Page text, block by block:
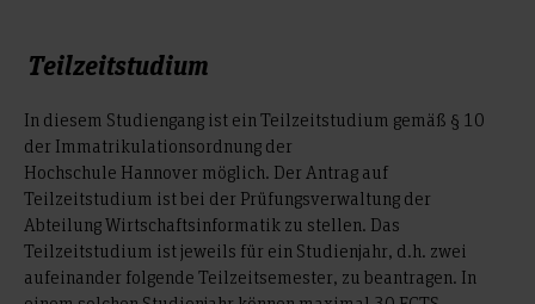
Teilzeitstudium
In diesem Studiengang ist ein Teilzeitstudium gemäß § 10
der Immatrikulationsordnung der
Hochschule Hannover möglich. Der Antrag auf
Teilzeitstudium ist bei der Prüfungsverwaltung der
Abteilung Wirtschaftsinformatik zu stellen. Das
Teilzeitstudium ist jeweils für ein Studienjahr, d.h. zwei
aufeinander folgende Teilzeitsemester, zu beantragen. In